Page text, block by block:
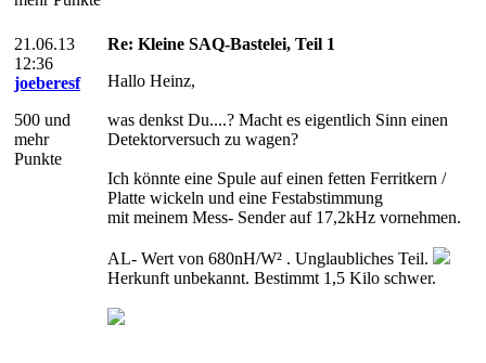
21.06.13
12:36
joeberesf
500 und
mehr
Punkte
Re: Kleine SAQ-Bastelei, Teil 1
Hallo Heinz,
was denkst Du....? Macht es eigentlich Sinn einen
Detektorversuch zu wagen?
Ich könnte eine Spule auf einen fetten Ferritkern /
Platte wickeln und eine Festabstimmung
mit meinem Mess- Sender auf 17,2kHz vornehmen.
AL- Wert von 680nH/W² . Unglaubliches Teil.
Herkunft unbekannt. Bestimmt 1,5 Kilo schwer.